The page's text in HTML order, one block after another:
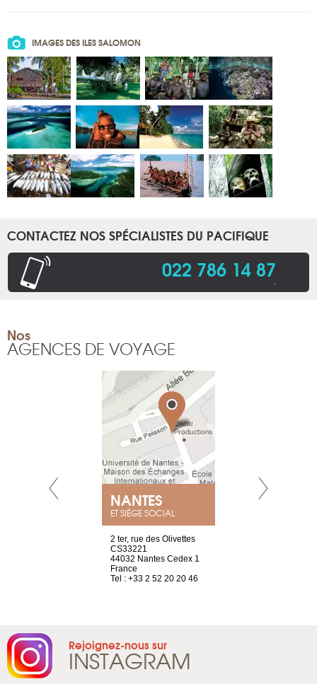
IMAGES DES ILES SALOMON
CONTACTEZ NOS SPÉCIALISTES DU PACIFIQUE
022 786 14 87.
Nos
AGENCES DE VOYAGE
NANTES
ET SIÈGE SOCIAL
2 ter, rue des Olivettes
CS33221
44032 Nantes Cedex 1
France
Tel : +33 2 52 20 20 46
Rejoignez-nous sur
INSTAGRAM